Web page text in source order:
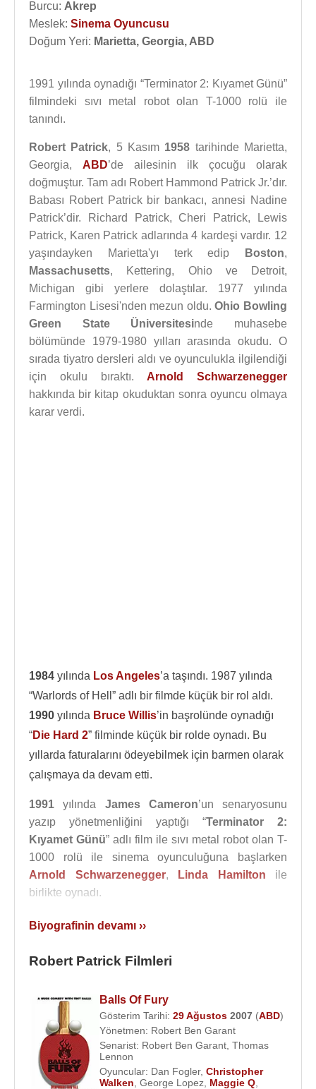
Burcu: Akrep
Meslek: Sinema Oyuncusu
Doğum Yeri: Marietta, Georgia, ABD
1991 yılında oynadığı “Terminator 2: Kıyamet Günü”
filmindeki sıvı metal robot olan T-1000 rolü ile
tanındı.
Robert Patrick, 5 Kasım 1958 tarihinde Marietta,
Georgia, ABD’de ailesinin ilk çocuğu olarak
doğmuştur. Tam adı Robert Hammond Patrick Jr.’dır.
Babası Robert Patrick bir bankacı, annesi Nadine
Patrick’dir. Richard Patrick, Cheri Patrick, Lewis
Patrick, Karen Patrick adlarında 4 kardeşi vardır. 12
yaşındayken Marietta'yı terk edip
Boston,
Massachusetts, Kettering, Ohio ve Detroit,
Michigan gibi yerlere dolaştılar. 1977 yılında
Farmington Lisesi'nden mezun oldu.Ohio Bowling
Green State Üniversitesinde muhasebe
bölümünde 1979-1980 yılları arasında okudu. O
sırada tiyatro dersleri aldı ve oyunculukla ilgilendiği
için okulu bıraktı.Arnold Schwarzenegger
hakkında bir kitap okuduktan sonra oyuncu olmaya
karar verdi.
1984 yılında Los Angeles’a taşındı. 1987 yılında
“Warlords of Hell” adlı bir filmde küçük bir rol aldı.
1990 yılında Bruce Willis’in başrolünde oynadığı
“Die Hard 2” filminde küçük bir rolde oynadı. Bu
yıllarda faturalarını ödeyebilmek için barmen olarak
çalışmaya da devam etti.
1991 yılında James Cameron’un senaryosunu
yazıp yönetmenliğini yaptığı “Terminator 2:
Kıyamet Günü” adlı film ile sıvı metal robot olan T-
1000 rolü ile sinema oyunculuğuna başlarken
Arnold Schwarzenegger, Linda Hamilton ile
birlikte oynadı.
1996 yılında “Striptiz” filminde
Assante ile beraber oynamıştır.
Harvey Keitel,Ray Liotta
oynadığı “Güç Bölgesi” adlı filmde oynadı.
Robert Patrick, 24 Kasım1990 tarihinde Barbara
Patrick (d.6 Eylül 1961) ile evlendi. Austin Patrick
(d. 1997), Samuel Patrick (d. 2000) adlarında iki
Biyografinin devamı ››
Robert Patrick Filmleri
Balls Of Fury
Gösterim Tarihi: 29 Ağustos 2007 (ABD)
Yönetmen: Robert Ben Garant
Senarist: Robert Ben Garant Thomas
Lennon
Oyuncular: Dan Fogler, Christopher
Walken George Lopez Maggie Q